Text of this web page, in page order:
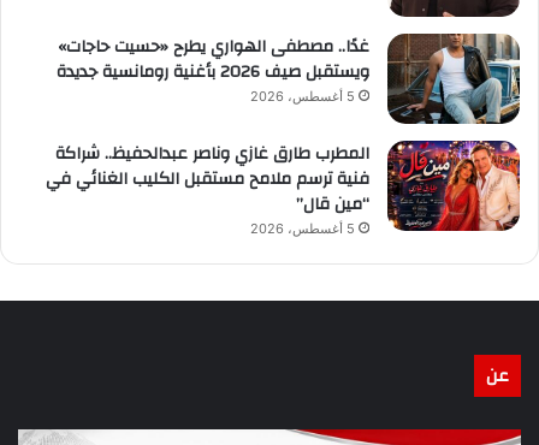
غدًا.. مصطفى الهواري يطرح «حسيت حاجات»
ويستقبل صيف 2026 بأغنية رومانسية جديدة
5 أغسطس، 2026
المطرب طارق غازي وناصر عبدالحفيظ.. شراكة
فنية ترسم ملامح مستقبل الكليب الغنائي في
“مين قال”
5 أغسطس، 2026
عن